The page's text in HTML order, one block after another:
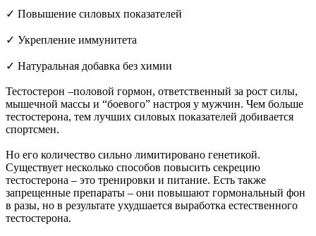
✓ Повышение силовых показателей
✓ Укрепление иммунитета
✓ Натуральная добавка без химии
Тестостерон –половой гормон, ответственный за рост силы,
мышечной массы и “боевого” настроя у мужчин. Чем больше
тестостерона, тем лучших силовых показателей добивается
спортсмен.
Но его количество сильно лимитировано генетикой.
Существует несколько способов повысить секрецию
тестостерона – это тренировки и питание. Есть также
запрещенные препараты – они повышают гормональный фон
в разы, но в результате ухудшается выработка естественного
тестостерона.